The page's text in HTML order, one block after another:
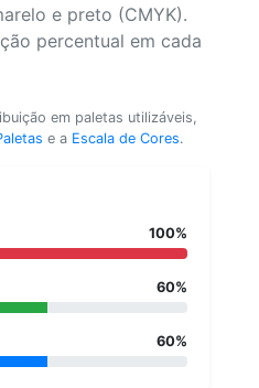
e preto (CMYK).
percentual em cada
em paletas utilizáveis,
e a Escala de Cores.
100%
60%
60%